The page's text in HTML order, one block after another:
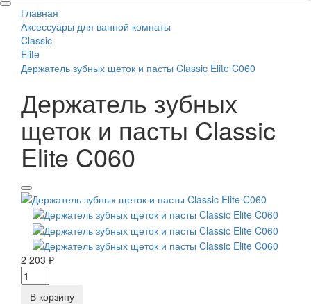
Главная
Аксессуары для ванной комнаты
Classic
Elite
Держатель зубных щеток и пасты Classic Elite C060
Держатель зубных
щеток и пасты Classic
Elite C060
2 203 ₽
В корзину